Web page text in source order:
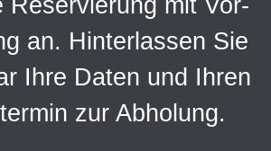
Reservierung mit Vor-
an. Hinterlassen Sie
Ihre Daten und Ihren
zur Abholung.